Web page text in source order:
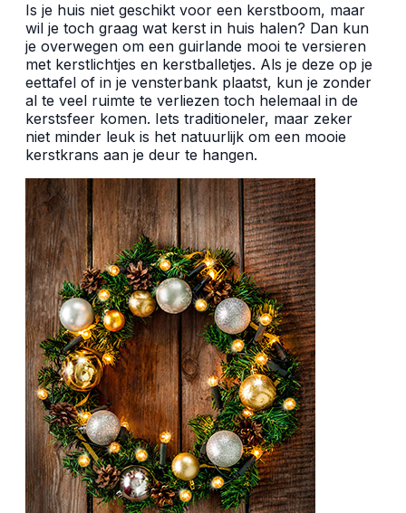
Is je huis niet geschikt voor een kerstboom, maar
wil je toch graag wat kerst in huis halen? Dan kun
je overwegen om een guirlande mooi te versieren
met kerstlichtjes en kerstballetjes. Als je deze op je
eettafel of in je vensterbank plaatst, kun je zonder
al te veel ruimte te verliezen toch helemaal in de
kerstsfeer komen. Iets traditioneler, maar zeker
niet minder leuk is het natuurlijk om een mooie
kerstkrans aan je deur te hangen.